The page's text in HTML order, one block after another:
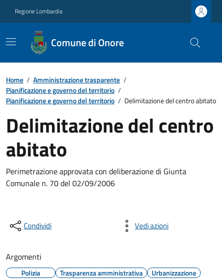
Regione Lombardia
Comune di Onore
Home / Amministrazione trasparente /
Pianificazione e governo del territorio /
Pianificazione e governo del territorio / Delimitazione del centro abitato
Delimitazione del centro
abitato
Perimetrazione approvata con deliberazione di Giunta
Comunale n. 70 del 02/09/2006
Condividi Vedi azioni
Argomenti
Polizia Trasparenza amministrativa Urbanizzazione